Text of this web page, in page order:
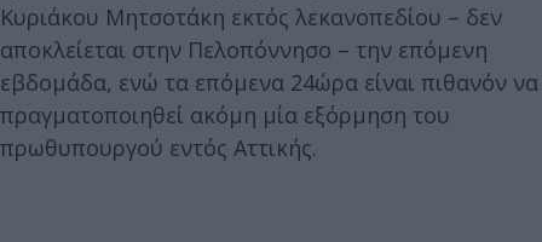
Κυριάκου Μητσοτάκη εκτός λεκανοπεδίου – δεν
αποκλείεται στην Πελοπόννησο – την επόμενη
εβδομάδα, ενώ τα επόμενα 24ώρα είναι πιθανόν να
πραγματοποιηθεί ακόμη μία εξόρμηση του
πρωθυπουργού εντός Αττικής.